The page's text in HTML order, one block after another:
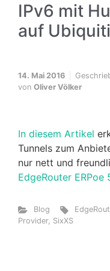
IPv6 mit
auf
14. Mai 2016
von Oliver Völker
In diesem Artikel
Tunnels zum
nur nett und
EdgeRouter ERPoe
Blog
Provider, SixXS